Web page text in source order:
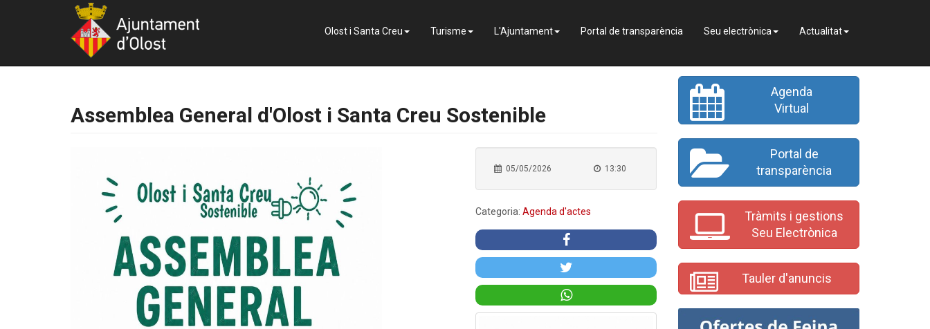
Olost i Santa Creu Turisme L'Ajuntament Portal de transparència Seu electrònica Actualitat
Assemblea General d'Olost i Santa Creu Sostenible
05/05/2026 13:30
Categoria: Agenda d'actes
Agenda
Virtual
Portal de
transparència
Tràmits i gestions
Seu Electrònica
Tauler d'anuncis